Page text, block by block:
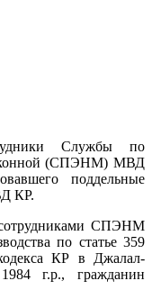
Службы по
(СПЭНМ) МВД
поддельные
КР.
СПЭНМ
по статье 359
КР в Джалал-
г.р., гражданин